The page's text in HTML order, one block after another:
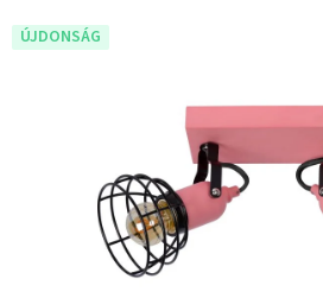
5-
ÚJDONSÁG